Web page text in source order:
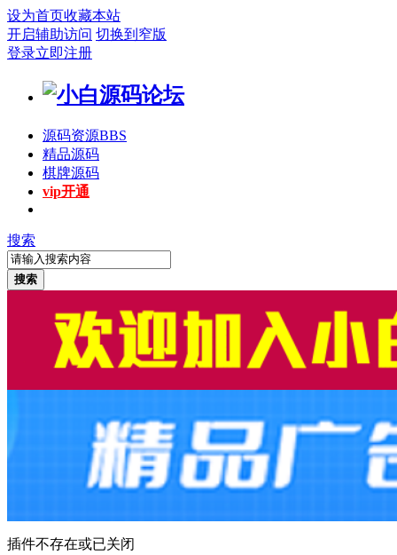
设为首页收藏本站
开启辅助访问 切换到窄版
登录立即注册
源码资源BBS
精品源码
棋牌源码
vip开通
搜索
搜索
插件不存在或已关闭